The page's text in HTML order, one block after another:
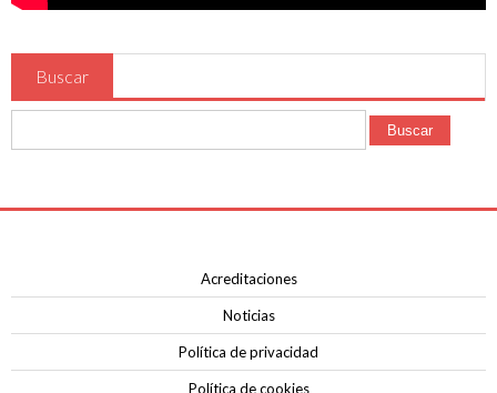
Buscar
Acreditaciones
Noticias
Política de privacidad
Política de cookies